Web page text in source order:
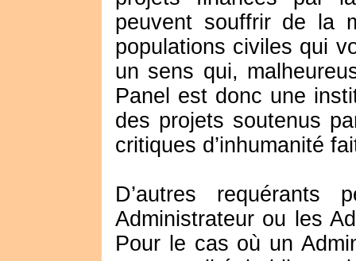
peuvent souffrir de la
populations civiles qui
un sens qui,
Panel est donc une
des projets soutenus
critiques d’inhumanité
D’autres
Administrateur ou les
Pour le cas où un